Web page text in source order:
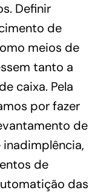
Definir
de
meios de
tanto a
caixa. Pela
por fazer
de
inadimplência,
de
utomatição das